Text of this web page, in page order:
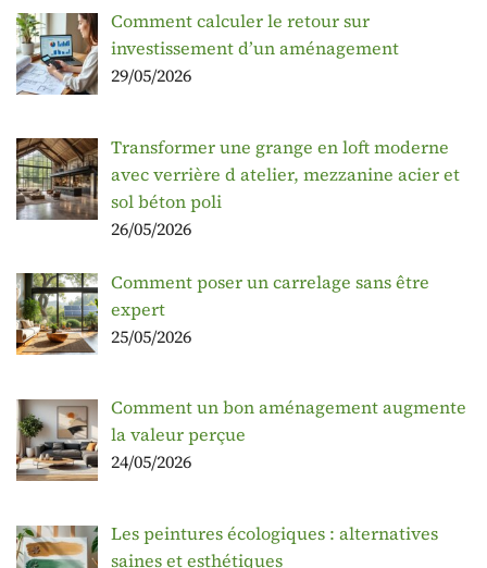
Comment calculer le retour sur
investissement d’un aménagement
29/05/2026
Transformer une grange en loft moderne
avec verrière d atelier, mezzanine acier et
sol béton poli
26/05/2026
Comment poser un carrelage sans être
expert
25/05/2026
Comment un bon aménagement augmente
la valeur perçue
24/05/2026
Les peintures écologiques : alternatives
saines et esthétiques